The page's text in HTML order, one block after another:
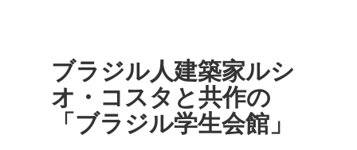
ブラジル人建築家ルシ
オ・コスタと共作の
「ブラジル学生会館」